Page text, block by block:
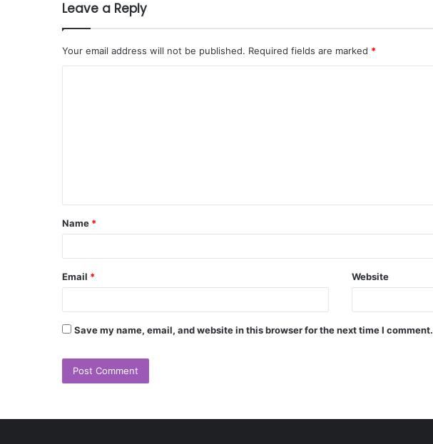
Leave a Reply
Your email address will not be published. Required fields are marked *
Name *
Email * Website
Save my name, email, and website in this browser for the next time I comment.